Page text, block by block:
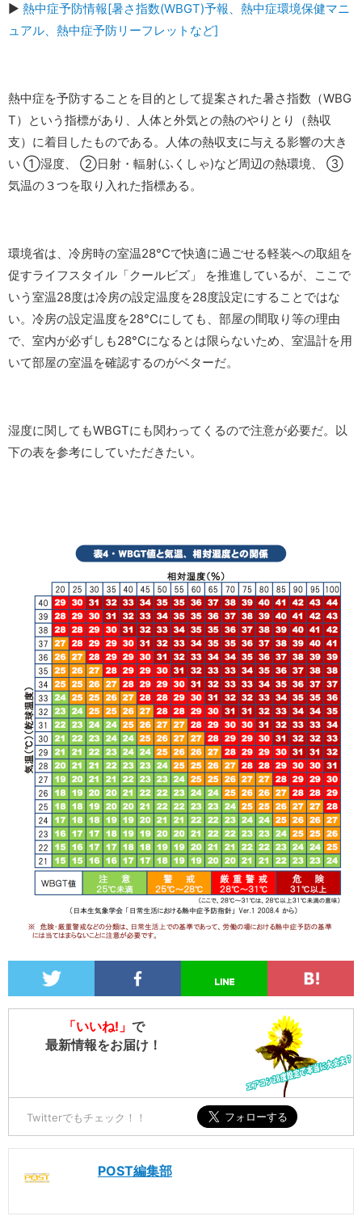
▶︎ 熱中症予防情報[暑さ指数(WBGT)予報、熱中症環境保健マニ
ュアル、熱中症予防リーフレットなど]
熱中症を予防することを目的として提案された暑さ指数（WBG
T）という指標があり、人体と外気との熱のやりとり（熱収
支）に着目したものである。人体の熱収支に与える影響の大き
い ①湿度、 ②日射・輻射(ふくしゃ)など周辺の熱環境、 ③
気温の３つを取り入れた指標ある。
環境省は、冷房時の室温28°Cで快適に過ごせる軽装への取組を
促すライフスタイル「クールビズ」 を推進しているが、ここで
いう室温28度は冷房の設定温度を28度設定にすることではな
い。冷房の設定温度を28°Cにしても、部屋の間取り等の理由
で、室内が必ずしも28°Cになるとは限らないため、室温計を用
いて部屋の室温を確認するのがベターだ。
湿度に関してもWBGTにも関わってくるので注意が必要だ。以
下の表を参考にしていただきたい。
「いいね!」 で
最新情報をお届け！
Twitterでもチェック！！
POST編集部